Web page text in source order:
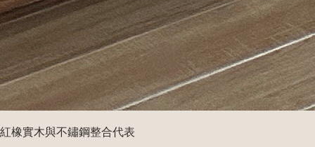
紅橡實木與不鏽鋼整合代表